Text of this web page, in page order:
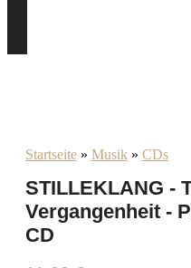
Startseite » Musik » CDs
STILLEKLANG -
Vergangenheit -
CD